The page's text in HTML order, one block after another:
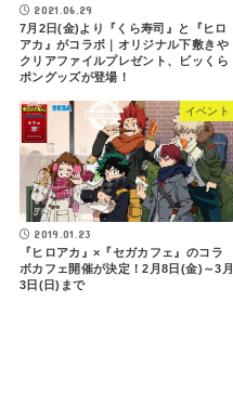
2021.06.29
7月2日(金)より『くら寿司』と『ヒロ
アカ』がコラボ｜オリジナル下敷きや
クリアファイルプレゼント、ビッくら
ポングッズが登場！
イベント
2019.01.23
『ヒロアカ』×『セガカフェ』のコラ
ボカフェ開催が決定！2月8日(金)～3月
3日(日)まで